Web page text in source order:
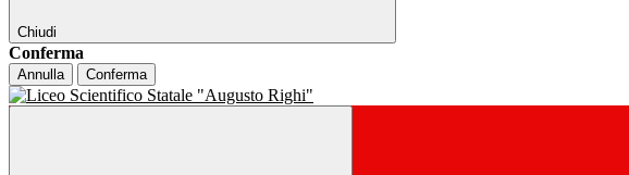
Chiudi
Conferma
Annulla Conferma